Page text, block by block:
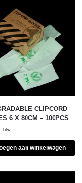
CLIPCORD
6 X 80CM – 100PCS
btw
aan winkelwagen